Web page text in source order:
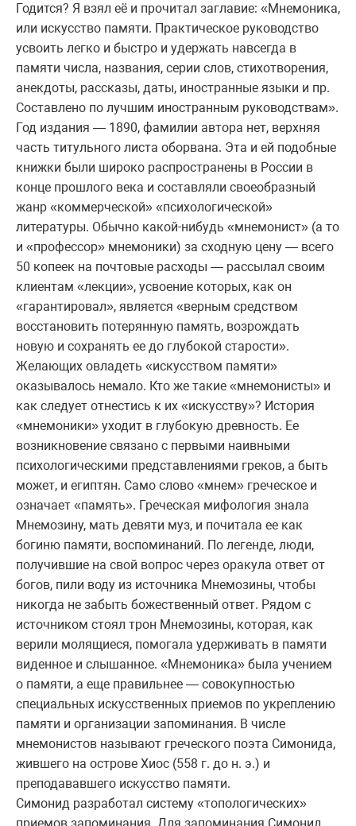
Годится? Я взял её и прочитал заглавие: «Мнемоника,
или искусство памяти. Практическое руководство
усвоить легко и быстро и удержать навсегда в
памяти числа, названия, серии слов, стихотворения,
анекдоты, рассказы, даты, иностранные языки и пр.
Составлено по лучшим иностранным руководствам».
Год издания — 1890, фамилии автора нет, верхняя
часть титульного листа оборвана. Эта и ей подобные
книжки были широко распространены в России в
конце прошлого века и составляли своеобразный
жанр «коммерческой» «психологической»
литературы. Обычно какой-нибудь «мнемонист» (а то
и «профессор» мнемоники) за сходную цену — всего
50 копеек на почтовые расходы — рассылал своим
клиентам «лекции», усвоение которых, как он
«гарантировал», является «верным средством
восстановить потерянную память, возрождать
новую и сохранять ее до глубокой старости».
Желающих овладеть «искусством памяти»
оказывалось немало. Кто же такие «мнемонисты» и
как следует отнестись к их «искусству»? История
«мнемоники» уходит в глубокую древность. Ее
возникновение связано с первыми наивными
психологическими представлениями греков, а быть
может, и египтян. Само слово «мнем» греческое и
означает «память». Греческая мифология знала
Мнемозину, мать девяти муз, и почитала ее как
богиню памяти, воспоминаний. По легенде, люди,
получившие на свой вопрос через оракула ответ от
богов, пили воду из источника Мнемозины, чтобы
никогда не забыть божественный ответ. Рядом с
источником стоял трон Мнемозины, которая, как
верили молящиеся, помогала удерживать в памяти
виденное и слышанное. «Мнемоника» была учением
о памяти, а еще правильнее — совокупностью
специальных искусственных приемов по укреплению
памяти и организации запоминания. В числе
мнемонистов называют греческого поэта Симонида,
жившего на острове Хиос (558 г. до н. э.) и
преподававшего искусство памяти.
Симонид разработал систему «топологических»